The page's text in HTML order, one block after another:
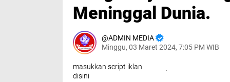
Meninggal Dunia.
ADMIN MEDIA
Minggu, 03 Maret 2024, 7:05 PM WIB
masukkan script iklan
disini
.